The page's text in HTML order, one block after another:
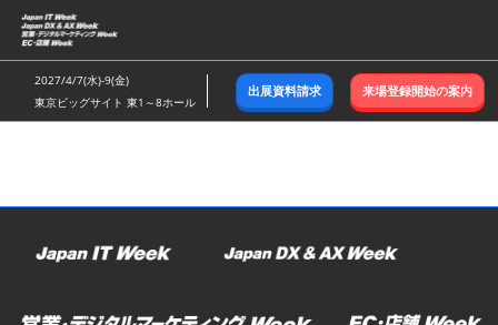
ス
キ
ッ
し
む
2027/4/7(水)-9(金)
東京ビッグサイト 東1～8ホール
出展資料請求 来場登録開始の案内